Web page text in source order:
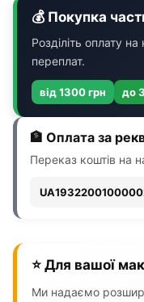
💰 Покупка
Розділіть оплату
переплат.
від 1300 грн до
🏦 Оплата за
Переказ коштів на
⭐ Для вашої
Ми надаємо